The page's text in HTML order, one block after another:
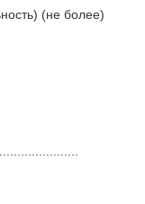
(не более)